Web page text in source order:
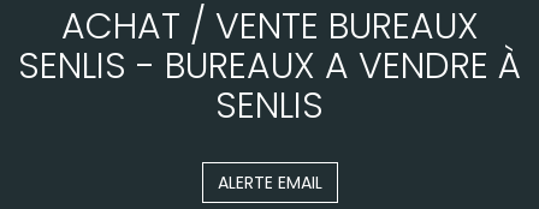
ACHAT / VENTE BUREAUX
SENLIS - BUREAUX A VENDRE À
SENLIS
ALERTE EMAIL